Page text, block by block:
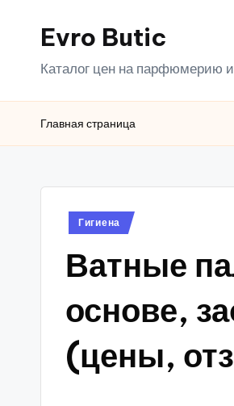
ПерейтиEvro Butic
Каталог цен на парфюмерию и
Главная страница
Опубликовано
Гигиена
Ватные
основе,
(цены,